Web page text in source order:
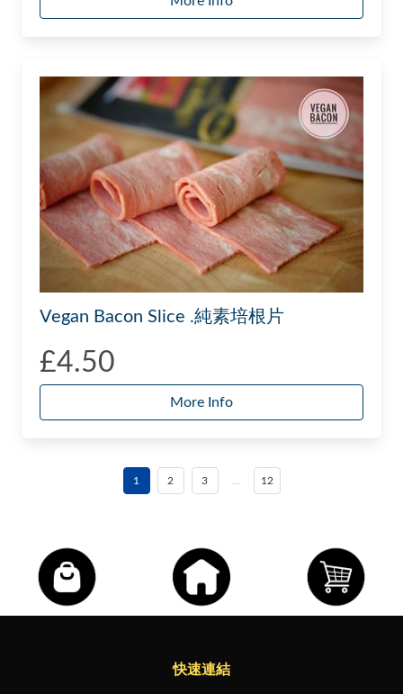
Vegan Bacon Slice .純素培根片
£4.50
More Info
1 2 3 12
快速連結